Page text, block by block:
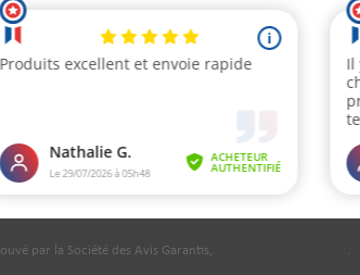
par la Société des Avis Garantis, .